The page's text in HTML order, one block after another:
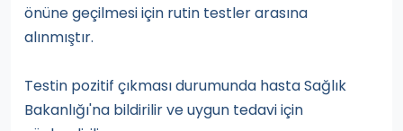
önüne geçilmesi için rutin testler arasına
alınmıştır.
Testin pozitif çıkması durumunda hasta Sağlık
Bakanlığı'na bildirilir ve uygun tedavi için